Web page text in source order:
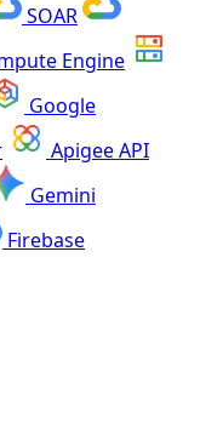
SOAR
Engine
Google
Apigee API
Gemini
Firebase